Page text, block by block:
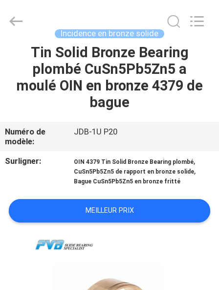
MAISON
VIDÉOS
SPECTACLE
VR
Sliding
Bearing
Incidence en bronze solide
Tin Solid Bronze Bearing
plombé CuSn5Pb5Zn5 a
moulé OIN en bronze 4379 de
bague
Numéro de
modèle:
JDB-1U P20
Surligner: OIN 4379 Tin Solid Bronze Bearing plombé,
CuSn5Pb5Zn5 de rapport en bronze solide,
Bague CuSn5Pb5Zn5 en bronze fritté
MEILLEUR PRIX